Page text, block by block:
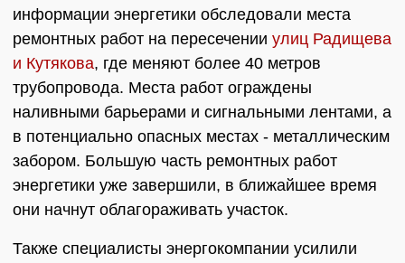
информации энергетики обследовали места
ремонтных работ на пересечении улиц Радищева
и Кутякова, где меняют более 40 метров
трубопровода. Места работ ограждены
наливными барьерами и сигнальными лентами, а
в потенциально опасных местах - металлическим
забором. Большую часть ремонтных работ
энергетики уже завершили, в ближайшее время
они начнут облагораживать участок.
Также специалисты энергокомпании усилили